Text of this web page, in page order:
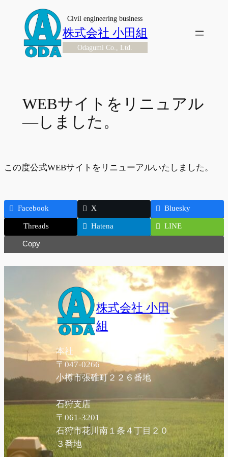
Civil engineering business
株式会社 小田組
Odagumi Co., Ltd.
WEBサイトをリニュアル
―しました。
この度公式WEBサイトをリニューアルいたしました。
Facebook X Bluesky
Threads Hatena LINE
Copy
株式会社 小田
組
本社
〒047-0266
小樽市張碓町２２６番地
石狩支店
〒061-3201
石狩市花川南１条４丁目２０
３番地